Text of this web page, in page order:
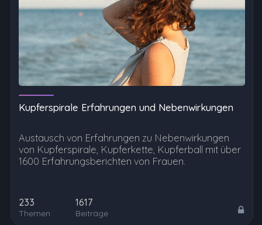
Kupferspirale Erfahrungen und Nebenwirkungen
Austausch von Erfahrungen zu Nebenwirkungen
von Kupferspirale, Kupferkette, Kupferball mit über
1600 Erfahrungsberichten von Frauen.
233
Themen
1617
Beiträge